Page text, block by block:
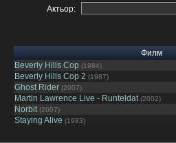
Актьор:
Филм
Beverly Hills Cop (1984)
Beverly Hills Cop 2 (1987)
Ghost Rider (2007)
Martin Lawrence Live - Runteldat (2002)
Norbit (2007)
Staying Alive (1983)